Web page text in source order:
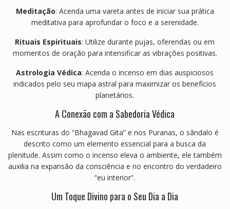
Meditação: Acenda uma vareta antes de iniciar sua prática
meditativa para aprofundar o foco e a serenidade.
Rituais Espirituais: Utilize durante pujas, oferendas ou em
momentos de oração para intensificar as vibrações positivas.
Astrologia Védica: Acenda o incenso em dias auspiciosos
indicados pelo seu mapa astral para maximizar os benefícios
planetários.
A Conexão com a Sabedoria Védica
Nas escrituras do “Bhagavad Gita” e nos Puranas, o sândalo é
descrito como um elemento essencial para a busca da
plenitude. Assim como o incenso eleva o ambiente, ele também
auxilia na expansão da consciência e no encontro do verdadeiro
“eu interior”.
Um Toque Divino para o Seu Dia a Dia